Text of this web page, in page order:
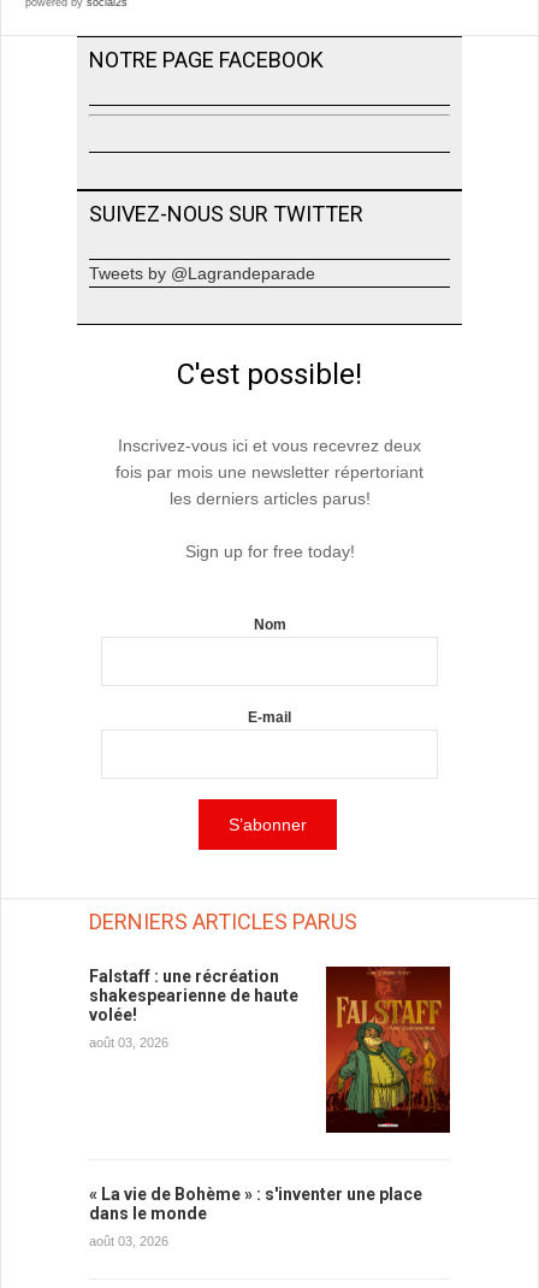
NOTRE PAGE FACEBOOK
SUIVEZ-NOUS SUR TWITTER
Tweets by @Lagrandeparade
C'est possible!
Inscrivez-vous ici et vous recevrez deux
fois par mois une newsletter répertoriant
les derniers articles parus!
Sign up for free today!
Nom
E-mail
DERNIERS ARTICLES PARUS
Falstaff : une récréation
shakespearienne de haute
volée!
août 03, 2026
« La vie de Bohème » : s'inventer une place
dans le monde
août 03, 2026